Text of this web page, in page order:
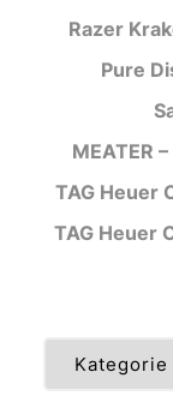
Razer
Pure
MEATER
TAG Heuer
TAG Heuer